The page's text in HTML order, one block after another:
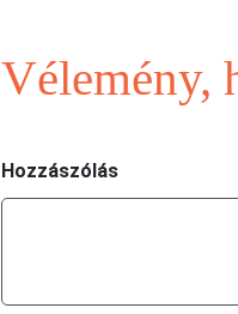
Vélemény,
Hozzászólás